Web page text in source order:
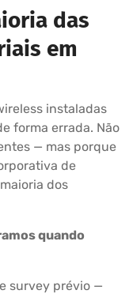
das
em
instaladas
forma errada. Não
— mas porque
de
dos
quando
survey prévio —